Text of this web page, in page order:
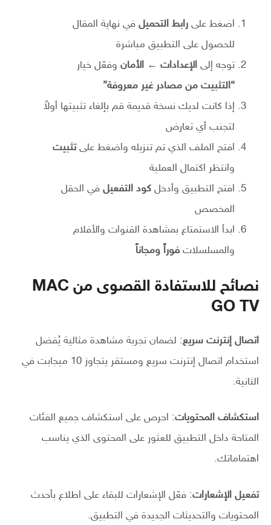
اضغط على رابط التحميل في نهاية المقال
للحصول على التطبيق مباشرة
توجه إلى الإعدادات ← الأمان وفعّل خيار
“التثبيت من مصادر غير معروفة”
إذا كانت لديك نسخة قديمة قم بإلغاء تثبيتها أولاً
لتجنب أي تعارض
افتح الملف الذي تم تنزيله واضغط علىتثبيت
وانتظر اكتمال العملية
افتح التطبيق وأدخل كود التفعيل في الحقل
المخصص
ابدأ الاستمتاع بمشاهدة القنوات والأفلام
والمسلسلات فوراً ومجاناً
نصائح للاستفادة القصوى من MAC
GO TV
اتصال إنترنت سريع: لضمان تجربة مشاهدة مثالية يُفضل
استخدام اتصال إنترنت سريع ومستقر يتجاوز 10 ميجابت في
الثانية.
استكشاف المحتويات: احرص على استكشاف جميع الفئات
المتاحة داخل التطبيق للعثور على المحتوى الذي يناسب
اهتماماتك.
تفعيل الإشعارات: فعّل الإشعارات للبقاء على اطلاع بأحدث
المحتويات والتحديثات الجديدة في التطبيق.